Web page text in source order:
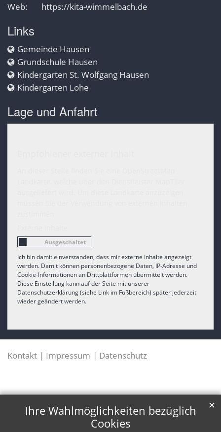
Web:
https://kita-wimmelbach.de
Links
Gemeinde Hausen
Grundschule Hausen
Kindergarten St. Wolfgang Hausen
Kindergarten Lohe
Lage und Anfahrt
Ich bin damit einverstanden, dass mir externe Inhalte angezeigt
werden. Damit können personenbezogene Daten, IP-Adresse und
Cookie-Informationen an Drittplattformen übermittelt werden.
Diese Einstellung kann auf der Seite mit unserer
Datenschutzerklärung (siehe Link im Fußbereich) später jederzeit
wieder geändert werden.
Kontakt Impressum Datenschutz
Ihre Wahlmöglichkeiten bezüglich
Cookies
✕